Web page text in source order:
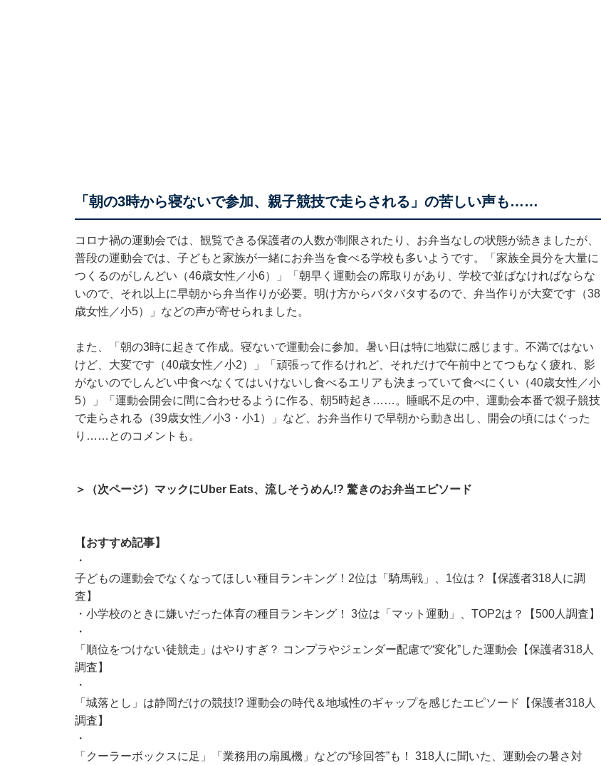
「朝の3時から寝ないで参加、親子競技で走らされる」の苦しい声も……
コロナ禍の運動会では、観覧できる保護者の人数が制限されたり、お弁当なしの状態が続きましたが、
普段の運動会では、子どもと家族が一緒にお弁当を食べる学校も多いようです。「家族全員分を大量に
つくるのがしんどい（46歳女性／小6）」「朝早く運動会の席取りがあり、学校で並ばなければならな
いので、それ以上に早朝から弁当作りが必要。明け方からバタバタするので、弁当作りが大変です（38
歳女性／小5）」などの声が寄せられました。
また、「朝の3時に起きて作成。寝ないで運動会に参加。暑い日は特に地獄に感じます。不満ではない
けど、大変です（40歳女性／小2）」「頑張って作るけれど、それだけで午前中とてつもなく疲れ、影
がないのでしんどい中食べなくてはいけないし食べるエリアも決まっていて食べにくい（40歳女性／小
5）」「運動会開会に間に合わせるように作る、朝5時起き……。睡眠不足の中、運動会本番で親子競技
で走らされる（39歳女性／小3・小1）」など、お弁当作りで早朝から動き出し、開会の頃にはぐった
り……とのコメントも。
＞（次ページ）マックにUber Eats、流しそうめん!? 驚きのお弁当エピソード
【おすすめ記事】
・
子どもの運動会でなくなってほしい種目ランキング！2位は「騎馬戦」、1位は？【保護者318人に調
査】
・ 小学校のときに嫌いだった体育の種目ランキング！ 3位は「マット運動」、TOP2は？【500人調査】
・
「順位をつけない徒競走」はやりすぎ？ コンプラやジェンダー配慮で“変化”した運動会【保護者318人
調査】
・
「城落とし」は静岡だけの競技!? 運動会の時代＆地域性のギャップを感じたエピソード【保護者318人
調査】
・
「クーラーボックスに足」「業務用の扇風機」などの“珍回答”も！ 318人に聞いた、運動会の暑さ対